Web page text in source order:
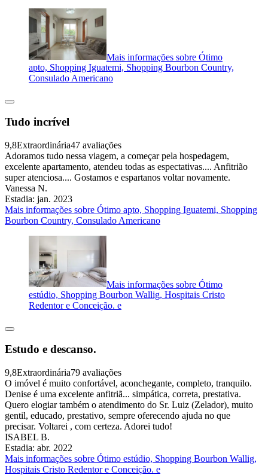
Mais informações sobre Ótimo
apto, Shopping Iguatemi, Shopping Bourbon Country,
Consulado Americano
Tudo incrível
9,8Extraordinária47 avaliações
Adoramos tudo nessa viagem, a começar pela hospedagem,
excelente apartamento, atendeu todas as espectativas.... Anfitrião
super atenciosa.... Gostamos e espartanos voltar novamente.
Vanessa N.
Estadia: jan. 2023
Mais informações sobre Ótimo apto, Shopping Iguatemi, Shopping
Bourbon Country, Consulado Americano
Mais informações sobre Ótimo
estúdio, Shopping Bourbon Wallig, Hospitais Cristo
Redentor e Conceição. e
Estudo e descanso.
9,8Extraordinária79 avaliações
O imóvel é muito confortável, aconchegante, completo, tranquilo.
Denise é uma excelente anfitriã... simpática, correta, prestativa.
Quero elogiar também o atendimento do Sr. Luiz (Zelador), muito
gentil, educado, prestativo, sempre oferecendo ajuda no que
precisar. Voltarei , com certeza. Adorei tudo!
ISABEL B.
Estadia: abr. 2022
Mais informações sobre Ótimo estúdio, Shopping Bourbon Wallig,
Hospitais Cristo Redentor e Conceição. e